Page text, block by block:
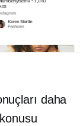
daha